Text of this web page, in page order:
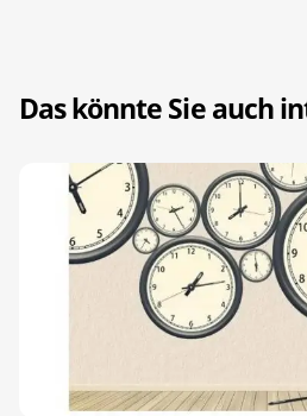
Das könnte Sie auch